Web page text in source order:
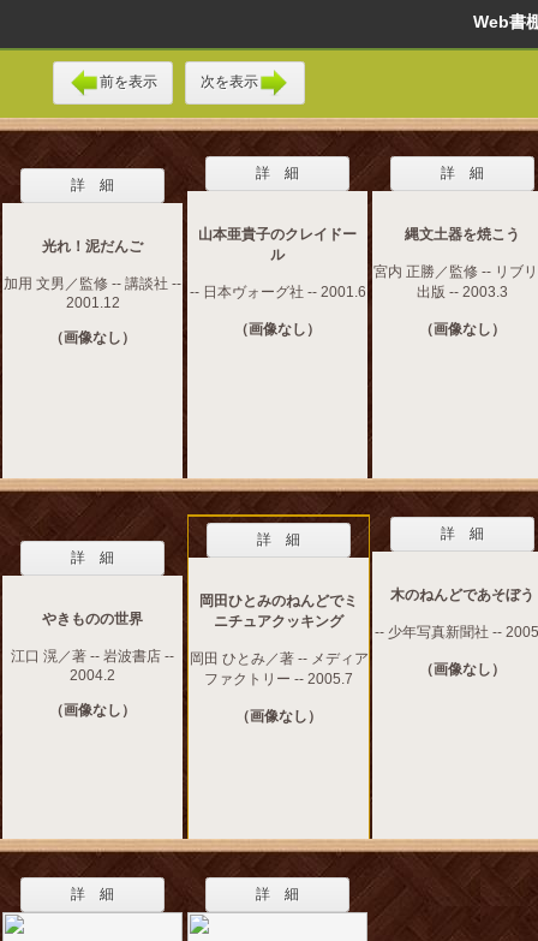
Web
前を表示 次を表示
詳 細
光れ！泥だんご
加用 文男／監修 -- 講談社 --
2001.12
（画像なし）
詳 細
山本亜貴子のクレイドー
ル
-- 日本ヴォーグ社 -- 2001.6
（画像なし）
詳 細
縄文土器を焼こう
宮内 正勝／監修 -- リブ
出版 -- 2003.3
（画像なし）
詳 細
やきものの世界
江口 滉／著 -- 岩波書店 --
2004.2
（画像なし）
詳 細
岡田ひとみのねんどでミ
ニチュアクッキング
岡田 ひとみ／著 -- メディア
ファクトリー -- 2005.7
（画像なし）
詳 細
木のねんどであそぼう
-- 少年写真新聞社 --
（画像なし）
詳 細 詳 細